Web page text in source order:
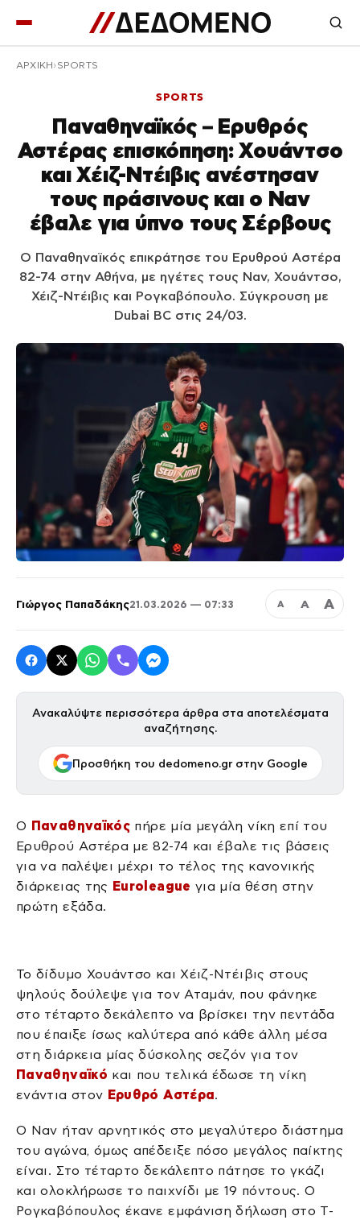
ΑΡΧΙΚΉ SPORTS
SPORTS
Παναθηναϊκός – Ερυθρός
Αστέρας επισκόπηση: Χουάντσο
και Χέιζ-Ντέιβις ανέστησαν
τους πράσινους και ο Ναν
έβαλε για ύπνο τους Σέρβους
Ο Παναθηναϊκός επικράτησε του Ερυθρού Αστέρα
82-74 στην Αθήνα, με ηγέτες τους Ναν, Χουάντσο,
Χέιζ-Ντέιβις και Ρογκαβόπουλο. Σύγκρουση με
Dubai BC στις 24/03.
Γιώργος Παπαδάκης21.03.2026 — 07:33 Α Α Α
Ανακαλύψτε περισσότερα άρθρα στα αποτελέσματα
αναζήτησης.
Προσθήκη του dedomeno.gr στην Google
Ο Παναθηναϊκός πήρε μία μεγάλη νίκη επί του
Ερυθρού Αστέρα με 82-74 και έβαλε τις βάσεις
για να παλέψει μέχρι το τέλος της κανονικής
διάρκειας της Euroleague για μία θέση στην
πρώτη εξάδα.
Το δίδυμο Χουάντσο και Χέιζ-Ντέιβις στους
ψηλούς δούλεψε για τον Αταμάν, που φάνηκε
στο τέταρτο δεκάλεπτο να βρίσκει την πεντάδα
που έπαιξε ίσως καλύτερα από κάθε άλλη μέσα
στη διάρκεια μίας δύσκολης σεζόν για τον
Παναθηναϊκό και που τελικά έδωσε τη νίκη
ενάντια στον Ερυθρό Αστέρα.
Ο Ναν ήταν αρνητικός στο μεγαλύτερο διάστημα
του αγώνα, όμως απέδειξε πόσο μεγάλος παίκτης
είναι. Στο τέταρτο δεκάλεπτο πάτησε το γκάζι
και ολοκλήρωσε το παιχνίδι με 19 πόντους. Ο
Ρογκαβόπουλος έκανε εμφάνιση δήλωση στο T-